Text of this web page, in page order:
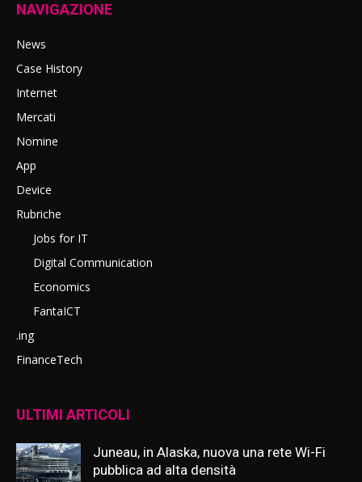
NAVIGAZIONE
News
Case History
Internet
Mercati
Nomine
App
Device
Rubriche
Jobs for IT
Digital Communication
Economics
FantaICT
.ing
FinanceTech
ULTIMI ARTICOLI
Juneau, in Alaska, nuova una rete Wi-Fi
pubblica ad alta densità